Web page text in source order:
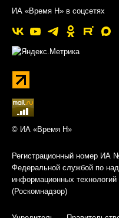
ИА «Время Н» в соцсетях
© ИА «Время Н»
Регистрационный номер ИА
Федеральной службой по
информационных
(Роскомнадзор)